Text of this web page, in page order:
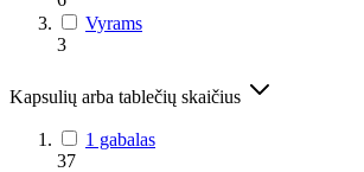
Vyrams
3
Kapsulių arba tablečių skaičius
1 gabalas
37